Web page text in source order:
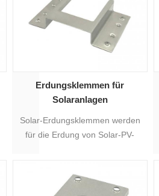
Erdungsklemmen für
Solaranlagen
Solar-Erdungsklemmen werden
für die Erdung von Solar-PV-